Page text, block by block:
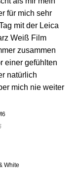
für mich sehr
mit der Leica
Weiß Film
zusammen
einer gefühlten
natürlich
mich nie weiter